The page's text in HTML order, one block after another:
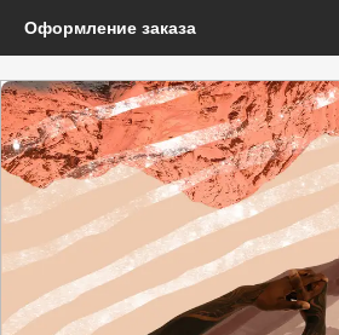
Оформление заказа